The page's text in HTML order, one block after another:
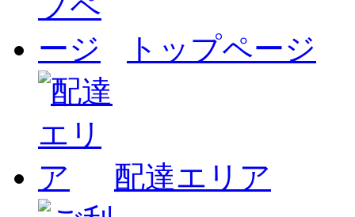
トップページ
配達エリア